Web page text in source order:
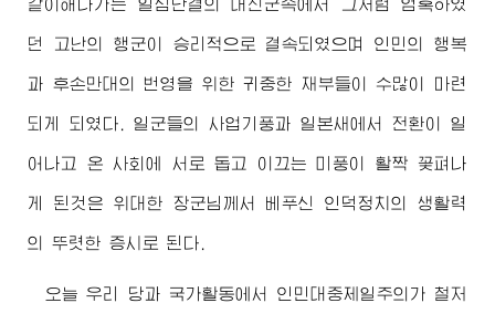
같이해나가는 일심단결의 대진군속에서 그처럼 엄혹하였
던 고난의 행군이 승리적으로 결속되였으며 인민의 행복
과 후손만대의 번영을 위한 귀중한 재부들이 수많이 마련
되게 되였다. 일군들의 사업기풍과 일본새에서 전환이 일
어나고 온 사회에 서로 돕고 이끄는 미풍이 활짝 꽃펴나
게 된것은 위대한 장군님 께서 베푸신 인덕정치의 생활력
의 뚜렷한 증시로 된다.
오늘 우리 당과 국가활동에서 인민대중제일주의가 철저